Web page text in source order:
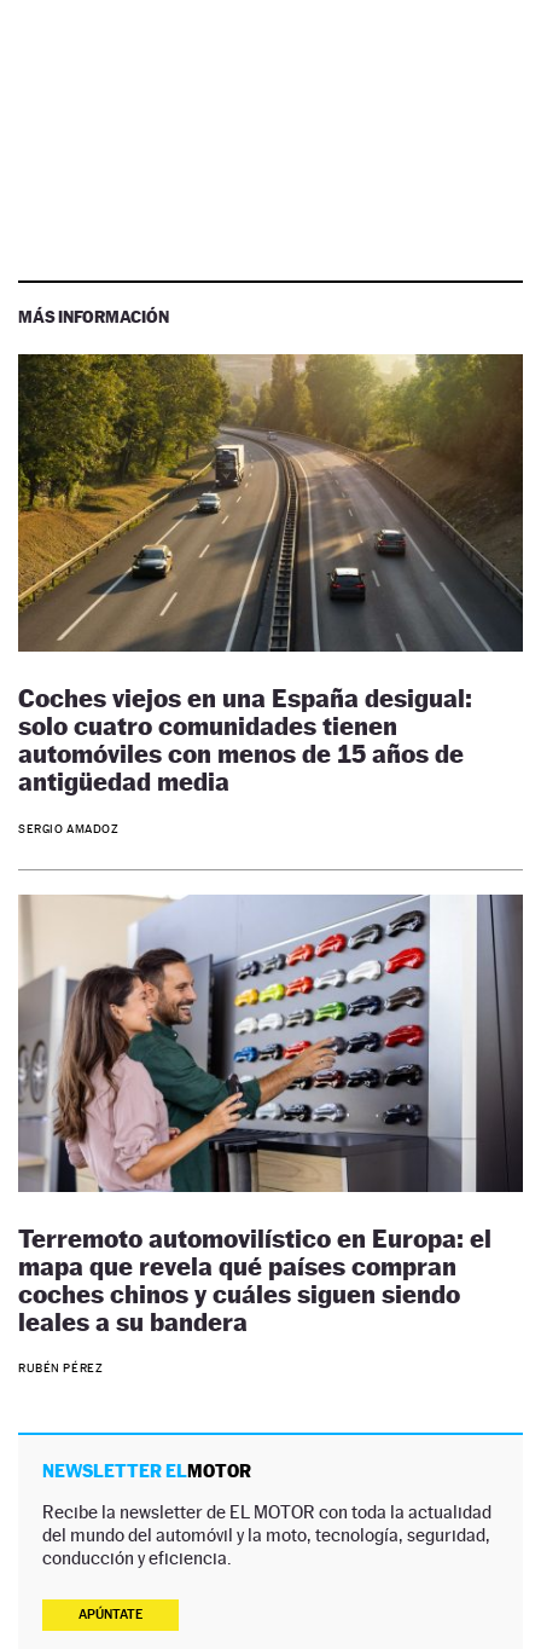
MÁS INFORMACIÓN
Coches viejos en una España desigual:
solo cuatro comunidades tienen
automóviles con menos de 15 años de
antigüedad media
SERGIO AMADOZ
Terremoto automovilístico en Europa: el
mapa que revela qué países compran
coches chinos y cuáles siguen siendo
leales a su bandera
RUBÉN PÉREZ
NEWSLETTER ELMOTOR
Recibe la newsletter de EL MOTOR con toda la actualidad
del mundo del automóvil y la moto, tecnología, seguridad,
conducción y eficiencia.
APÚNTATE